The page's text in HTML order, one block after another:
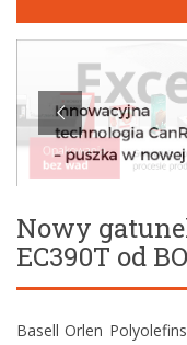
Nowy
EC390T od
Basell Orlen